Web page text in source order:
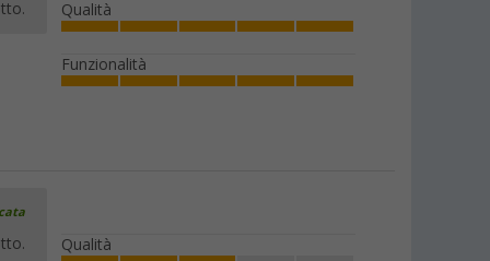
Qualità
Funzionalità
Qualità